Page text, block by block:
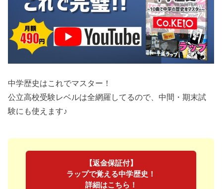
中学歴史はこれでマスター！
公立高校受験レベルは全網羅してるので、中間・期末試
験にも使えます♪
【返金保証付】
ラップで覚える中学歴史！
詳細はこちら！